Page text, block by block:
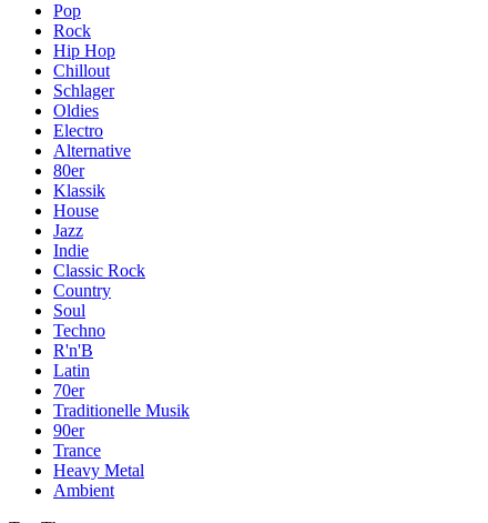
Pop
Rock
Hip Hop
Chillout
Schlager
Oldies
Electro
Alternative
80er
Klassik
House
Jazz
Indie
Classic Rock
Country
Soul
Techno
R'n'B
Latin
70er
Traditionelle Musik
90er
Trance
Heavy Metal
Ambient